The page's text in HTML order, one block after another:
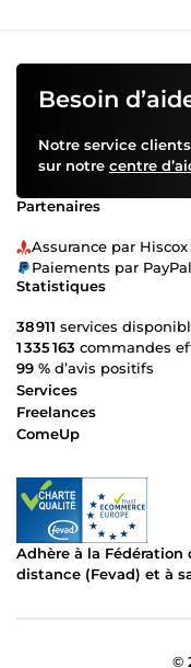
Besoin
Notre service
sur notre centre
Partenaires
Assurance par Hiscox
Paiements par
Statistiques
38 911 services
1 335 163 commandes
99 % d’avis positifs
Services
Freelances
ComeUp
Adhère à la
distance (Fevad) et à
©